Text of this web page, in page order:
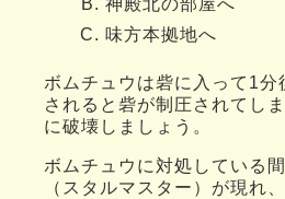
神殿北の部屋へ
味方本拠地へ
ボムチュウは砦に入って1分
されると砦が制圧されてし
に破壊しましょう。
ボムチュウに対処している
（スタルマスター）が現れ